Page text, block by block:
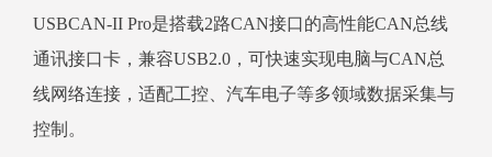
USBCAN-II Pro是搭载2路CAN接口的高性能CAN总线
通讯接口卡，兼容USB2.0，可快速实现电脑与CAN总
线网络连接，适配工控、汽车电子等多领域数据采集与
控制。